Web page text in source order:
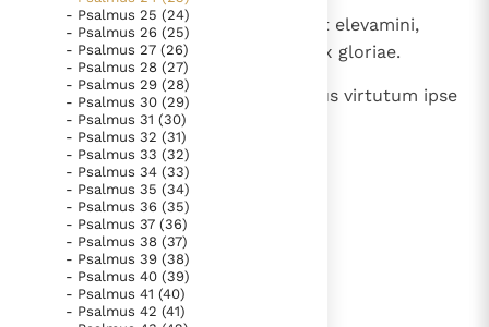
kerkelijke documenten van de Rooms
Katholieke Kerk in het Nederlands beschikbaar
en is volledig afhankelijk van donaties.
Ik help mee!
- Psalmus 25 (24)
- Psalmus 26 (25)
- Psalmus 27 (26)
- Psalmus 28 (27)
- Psalmus 29 (28)
- Psalmus 30 (29)
- Psalmus 31 (30)
- Psalmus 32 (31)
- Psalmus 33 (32)
- Psalmus 34 (33)
- Psalmus 35 (34)
- Psalmus 36 (35)
- Psalmus 37 (36)
- Psalmus 38 (37)
- Psalmus 39 (38)
- Psalmus 40 (39)
- Psalmus 41 (40)
- Psalmus 42 (41)
Attollite, portae, capita vestra, et elevamini,
portae aeternales, et introibit rex gloriae.
Quis est iste rex gloriae? Dominus virtutum ipse
est rex gloriae.
lees verder